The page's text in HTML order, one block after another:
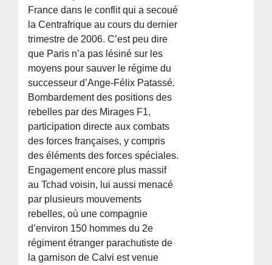
France dans le conflit qui a secoué
la Centrafrique au cours du dernier
trimestre de 2006. C’est peu dire
que Paris n’a pas lésiné sur les
moyens pour sauver le régime du
successeur d’Ange-Félix Patassé.
Bombardement des positions des
rebelles par des Mirages F1,
participation directe aux combats
des forces françaises, y compris
des éléments des forces spéciales.
Engagement encore plus massif
au Tchad voisin, lui aussi menacé
par plusieurs mouvements
rebelles, où une compagnie
d’environ 150 hommes du 2e
régiment étranger parachutiste de
la garnison de Calvi est venue